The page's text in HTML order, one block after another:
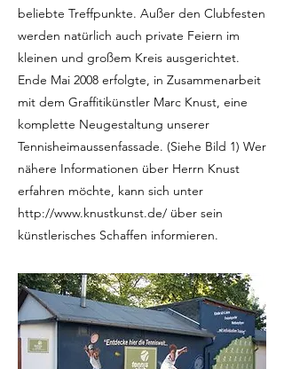
beliebte Treffpunkte. Außer den Clubfesten
werden natürlich auch private Feiern im
kleinen und großem Kreis ausgerichtet.
Ende Mai 2008 erfolgte, in Zusammenarbeit
mit dem Graffitikünstler Marc Knust, eine
komplette Neugestaltung unserer
Tennisheimaussenfassade. (Siehe Bild 1) Wer
nähere Informationen über Herrn Knust
erfahren möchte, kann sich unter
http://www.knustkunst.de/ über sein
künstlerisches Schaffen informieren.